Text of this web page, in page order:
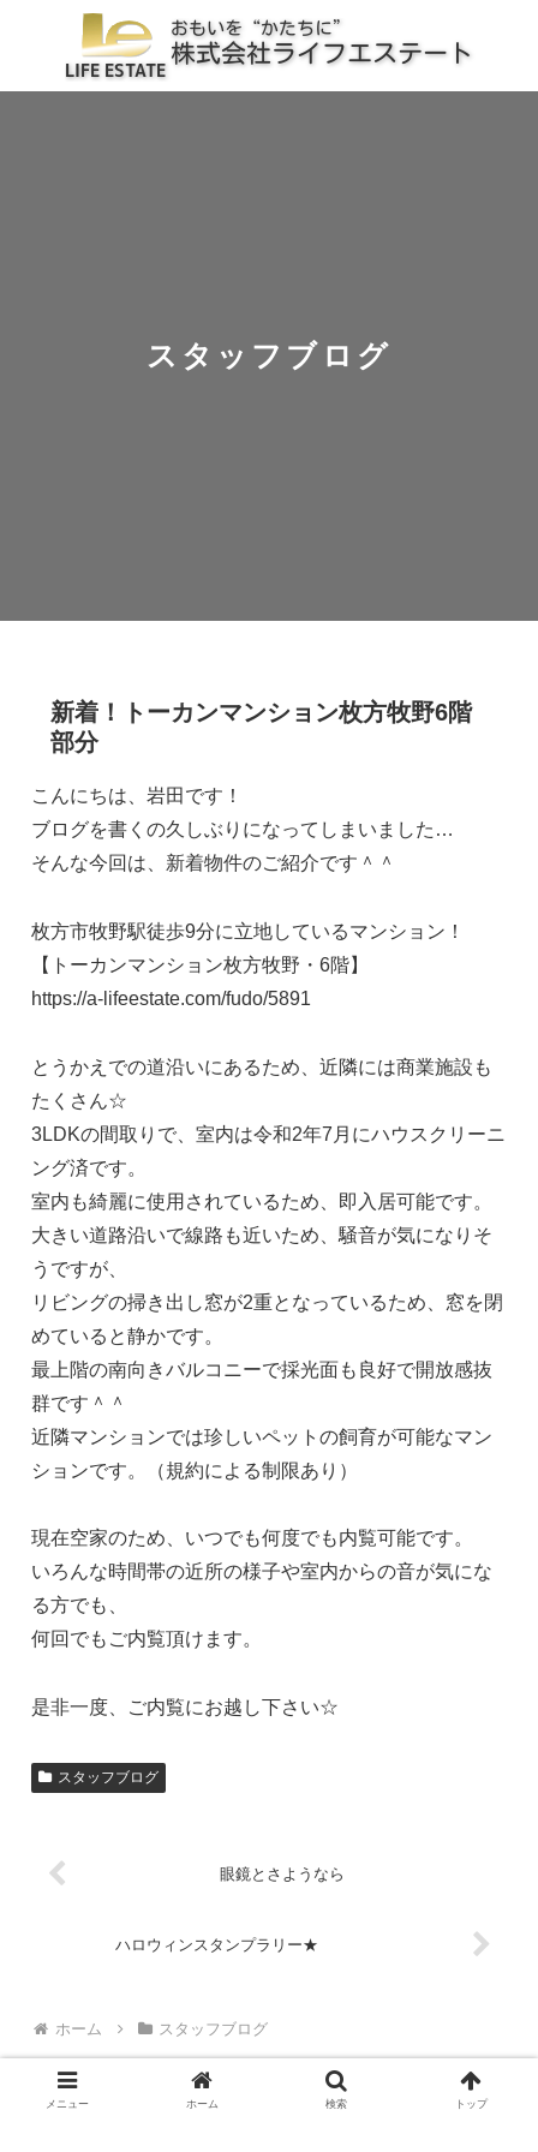
スタッフブログ
新着！トーカンマンション枚方牧野6階
部分
こんにちは、岩田です！
ブログを書くの久しぶりになってしまいました…
そんな今回は、新着物件のご紹介です＾＾
枚方市牧野駅徒歩9分に立地しているマンション！
【トーカンマンション枚方牧野・6階】
https://a-lifeestate.com/fudo/5891
とうかえでの道沿いにあるため、近隣には商業施設も
たくさん☆
3LDKの間取りで、室内は令和2年7月にハウスクリーニ
ング済です。
室内も綺麗に使用されているため、即入居可能です。
大きい道路沿いで線路も近いため、騒音が気になりそ
うですが、
リビングの掃き出し窓が2重となっているため、窓を閉
めていると静かです。
最上階の南向きバルコニーで採光面も良好で開放感抜
群です＾＾
近隣マンションでは珍しいペットの飼育が可能なマン
ションです。（規約による制限あり）
現在空家のため、いつでも何度でも内覧可能です。
いろんな時間帯の近所の様子や室内からの音が気にな
る方でも、
何回でもご内覧頂けます。
是非一度、ご内覧にお越し下さい☆
スタッフブログ
眼鏡とさようなら
ハロウィンスタンプラリー★
ホーム スタッフブログ
メニュー ホーム 検索 トップ